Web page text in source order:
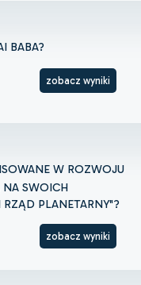
BABA?
zobacz wyniki
W ROZWOJU
NA SWOICH
RZĄD PLANETARNY"?
zobacz wyniki